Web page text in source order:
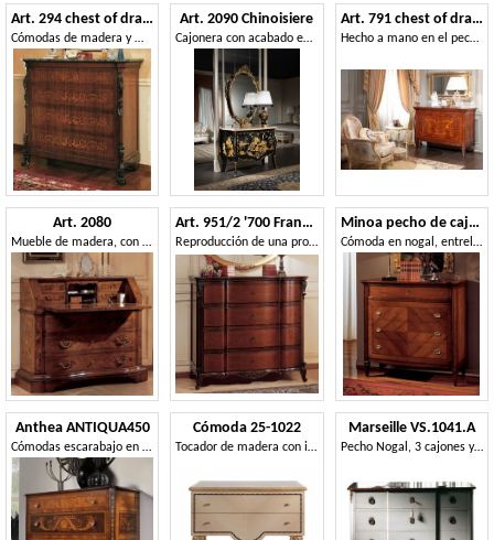
Art. 294 chest of drawers '800 Siciliano
Cómodas de madera y mármol, fechadas a finales de los 800
Art. 2090 Chinoisiere
Cajonera con acabado en porcelana negra
Art. 791 chest of drawers
Hecho a mano en el pecho de cajones, Maggiolini incrustaciones, por habitaciones de lujo
Art. 2080
Mueble de madera, con acabado antiguo, con capota plegable
Art. 951/2 '700 Francese
Reproducción de una provenza francesa trumeau cereza, vintage '700
Minoa pecho de cajones
Cómoda en nogal, entrelazados en el nido de golondrina
Anthea ANTIQUA450
Cómodas escarabajo en madera de olivo
Cómoda 25-1022
Tocador de madera con incrustaciones decorativas
Marseille VS.1041.A
Pecho Nogal, 3 cajones y madera, adornos de latón, de estilo clásico